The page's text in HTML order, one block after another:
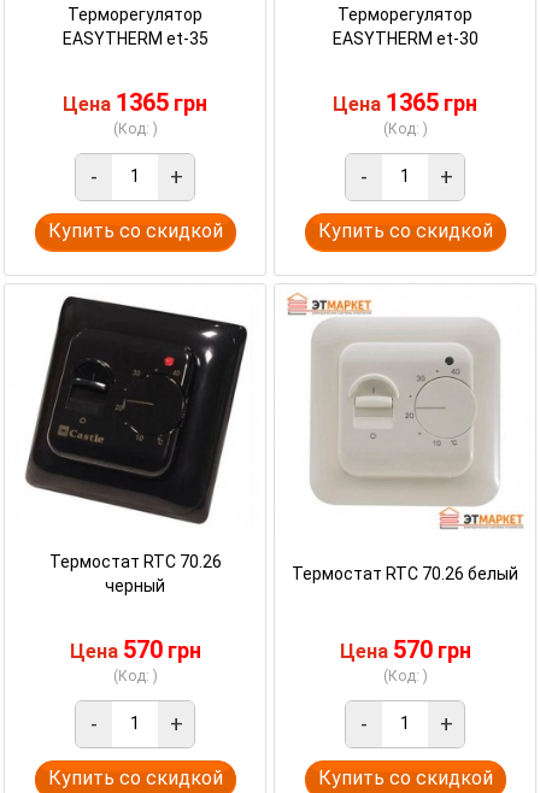
Терморегулятор
EASYTHERM et-35
Цена 1365 грн
(Код: )
- +
Купить со скидкой
Терморегулятор
EASYTHERM et-30
Цена 1365 грн
(Код: )
- +
Купить со скидкой
Термостат RTC 70.26
черный
Цена 570 грн
(Код: )
- +
Купить со скидкой
Термостат RTC 70.26 белый
Цена 570 грн
(Код: )
- +
Купить со скидкой